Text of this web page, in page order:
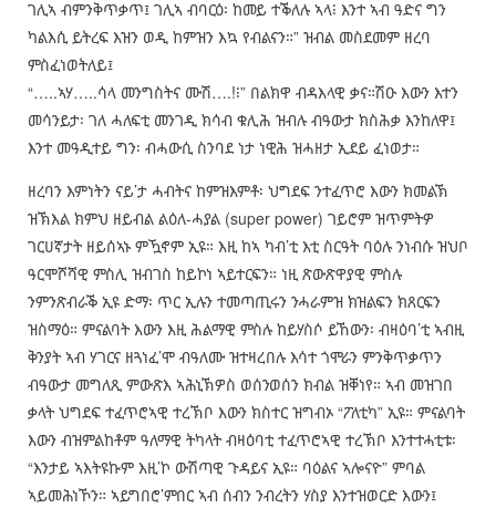
ገሊኣ ብምንቅጥቃጥ፤ ገሊኣ ብባርዕ፡ ከመይ ተቕለሉ ኣላ፧ እንተ ኣብ ዓድና ግን
ካልእሲ ይትረፍ እዝን ወዲ ከምዝን እኳ የብልናን።” ዝብል መስደመም ዘረባ
ምስፈነወትለይ፤
“…..ኣሃ…..ሳላ መንግስትና ሙሽ….!፧” በልክዋ ብዳእላዊ ቃና።ሽዑ እውን እተን
መሳንይታ፡ ገለ ሓለፍቲ መንገዲ ክሳብ ቁሊሕ ዝብሉ ብዓውታ ክስሕቃ እንከለዋ፤
እንተ መዓዲተይ ግን፡ ብሓውሲ ስንባደ ነታ ነዊሕ ዝሓዘታ ኢደይ ፈነወታ።
ዘረባን እምነትን ናይ’ታ ሓብትና ከምዝእምቶ፡ ህግደፍ ንተፈጥሮ እውን ክመልኽ
ዝኽእል ክምህ ዘይብል ልዕለ-ሓያል (super power) ገይሮም ዝጥምትዎ
ገርሀኛታት ዘይሰኣኑ ምዃኖም ኢዩ። እዚ ከኣ ካብ’ቲ እቲ ስርዓት ባዕሉ ንነብሱ ዝህቦ
ዓርሞሾሻዊ ምስሊ ዝብገስ ከይኮነ ኣይተርፍን። ነዚ ጽውጽዋያዊ ምስሉ
ንምንጽብራቕ ኢዩ ድማ፡ ጥር ኢሉን ተመጣጢሩን ንሓራምዝ ክዝልፍን ክጸርፍን
ዝስማዕ። ምናልባት እውን እዚ ሕልማዊ ምስሉ ከይሃስሶ ይኸውን፡ ብዛዕባ’ቲ ኣብዚ
ቅንያት ኣብ ሃገርና ዘጓነፈ’ሞ ብዓለሙ ዝተዛረበሉ እሳተ ጎሞራን ምንቅጥቃጥን
ብዓውታ መግለጺ ምውጽእ ኣሕኒኽዎስ ወሰንወሰን ክብል ዝቐነየ። ኣብ መዝገበ
ቃላት ህግደፍ ተፈጥሮኣዊ ተረኽቦ እውን ክስተር ዝግብኦ “ፖለቲካ” ኢዩ። ምናልባት
እውን ብዝምልከቶም ዓለማዊ ትካላት ብዛዕባቲ ተፈጥሮኣዊ ተረኽቦ እንተተሓቲቱ፡
“እንታይ ኣእትዩኩም እዚ’ኮ ውሽጣዊ ጉዳይና ኢዩ። ባዕልና ኣሎናዮ” ምባል
ኣይመሕነኾን። ኣይግበሮ’ምበር ኣብ ሰብን ንብረትን ሃስያ እንተዝወርድ እውን፤